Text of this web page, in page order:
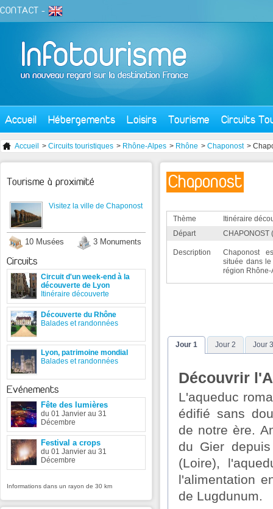
CONTACT -
Accueil Hébergements Loisirs Tourisme Circuits
Accueil > Circuits touristiques > Rhône-Alpes > Rhône > Chaponost >
Chaponost
Thème
Itinéraire
Départ
CHAPONOST
Description
Chaponost
située dans
région Rhône-
Jour 1 Jour 2 Jour
Découvrir
L'aqueduc
édifié sans
de notre ère.
du Gier
(Loire),
l'alimentation
de Lugdunum.
Tourisme à proximité
Visitez la ville de Chaponost
10 Musées 3 Monuments
Circuits
Circuit d'un week-end à la
découverte de Lyon
Itinéraire découverte
Découverte du Rhône
Balades et randonnées
Lyon, patrimoine mondial
Balades et randonnées
Evénements
Fête des lumières
du 01 Janvier au 31
Décembre
Festival a crops
du 01 Janvier au 31
Décembre
Informations dans un rayon de 30 km